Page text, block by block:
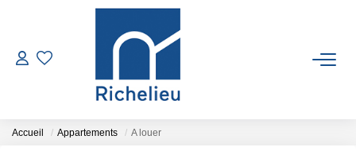
VENTES
LOCATIONS
Accueil Appartements A louer